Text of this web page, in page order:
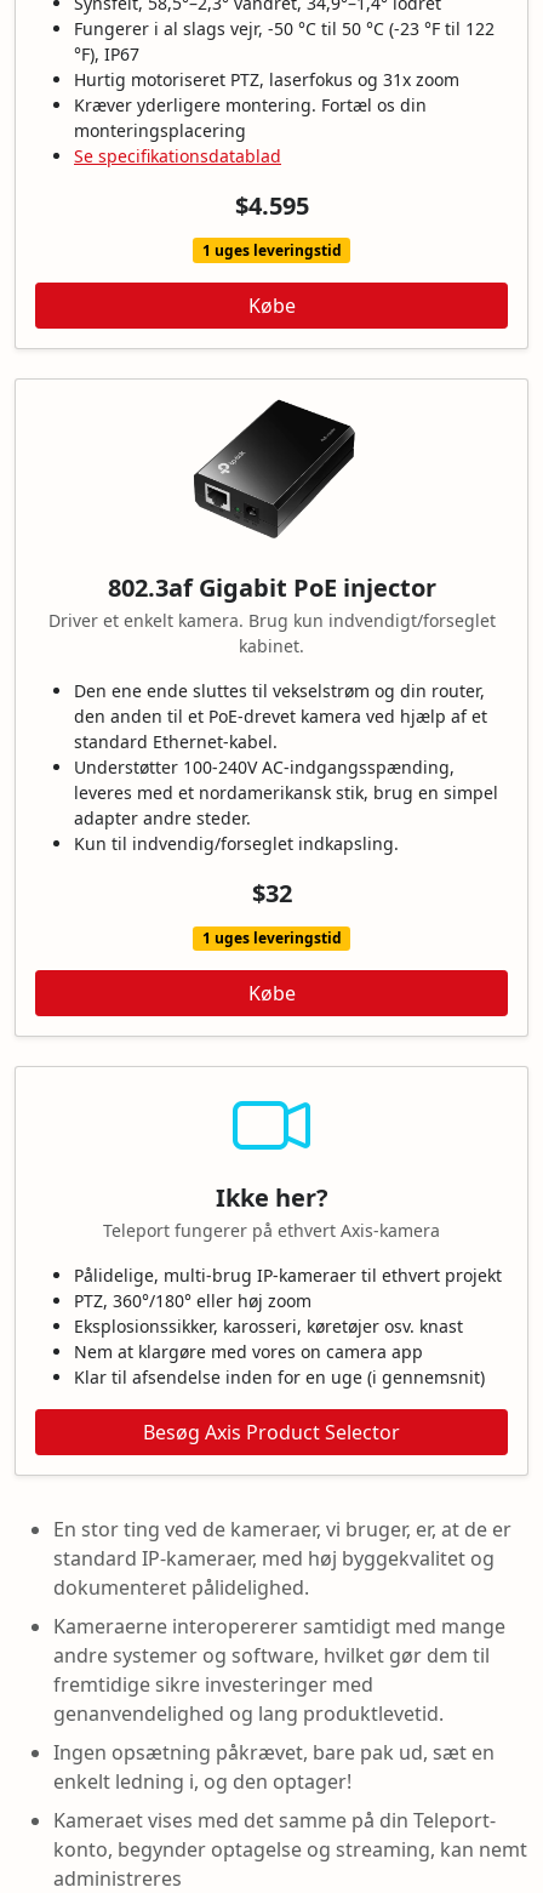
Fungerer i al slags vejr, -50 °C til 50 °C (-23 °F til 122
°F), IP67
Hurtig motoriseret PTZ, laserfokus og 31x zoom
Kræver yderligere montering. Fortæl os din
monteringsplacering
Se specifikationsdatablad
$4.595
1 uges leveringstid
Købe
802.3af Gigabit PoE injector
Driver et enkelt kamera. Brug kun indvendigt/forseglet
kabinet.
Den ene ende sluttes til vekselstrøm og din router,
den anden til et PoE-drevet kamera ved hjælp af et
standard Ethernet-kabel.
Understøtter 100-240V AC-indgangsspænding,
leveres med et nordamerikansk stik, brug en simpel
adapter andre steder.
Kun til indvendig/forseglet indkapsling.
$32
1 uges leveringstid
Købe
Ikke her?
Teleport fungerer på ethvert Axis-kamera
Pålidelige, multi-brug IP-kameraer til ethvert projekt
PTZ, 360°/180° eller høj zoom
Eksplosionssikker, karosseri, køretøjer osv. knast
Nem at klargøre med vores on camera app
Klar til afsendelse inden for en uge (i gennemsnit)
Besøg Axis Product Selector
En stor ting ved de kameraer, vi bruger, er, at de er
standard IP-kameraer, med høj byggekvalitet og
dokumenteret pålidelighed.
Kameraerne interopererer samtidigt med mange
andre systemer og software, hvilket gør dem til
fremtidige sikre investeringer med
genanvendelighed og lang produktlevetid.
Ingen opsætning påkrævet, bare pak ud, sæt en
enkelt ledning i, og den optager!
Kameraet vises med det samme på din Teleport-
konto, begynder optagelse og streaming, kan nemt
administreres